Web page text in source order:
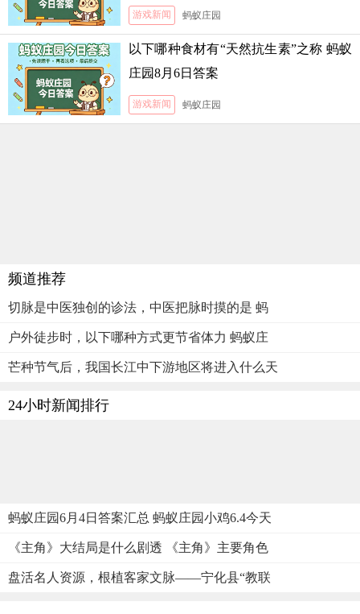
月5日答案
游戏新闻 蚂蚁庄园
以下哪种食材有“天然抗生素”之称 蚂蚁
庄园8月6日答案
游戏新闻 蚂蚁庄园
频道推荐
切脉是中医独创的诊法，中医把脉时摸的是 蚂
户外徒步时，以下哪种方式更节省体力 蚂蚁庄
芒种节气后，我国长江中下游地区将进入什么天
24小时新闻排行
蚂蚁庄园6月4日答案汇总 蚂蚁庄园小鸡6.4今天
《主角》大结局是什么剧透 《主角》主要角色
盘活名人资源，根植客家文脉——宁化县“教联